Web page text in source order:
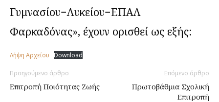
Γυμνασίου−Λυκείου−ΕΠΑΛ
Φαρκαδόνας», έχουν ορισθεί ως εξής:
Λήψη Αρχείου Download
Προηγούμενο άρθρο
Επιτροπή Ποιότητας Ζωής
Επόμενο άρθρο
Πρωτοβάθμια Σχολική
Επιτροπή